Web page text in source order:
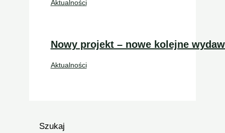
Aktualności
Nowy projekt – nowe kolejne
Aktualności
Szukaj